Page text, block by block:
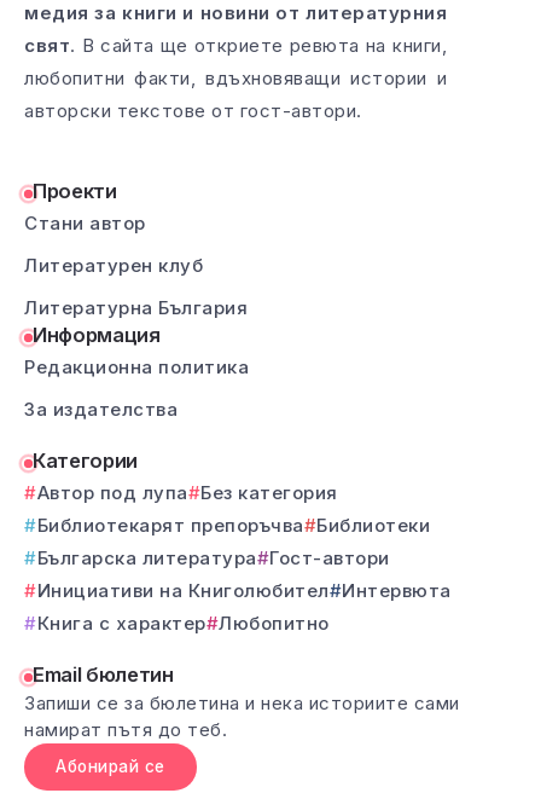
медия за книги и новини от литературния
свят. В сайта ще откриете ревюта на книги,
любопитни факти, вдъхновяващи истории и
авторски текстове от гост-автори.
Проекти
Стани автор
Литературен клуб
Литературна България
Информация
Редакционна политика
За издателства
Категории
Автор под лупа
Без категория
Библиотекарят препоръчва
Библиотеки
Българска литература
Гост-автори
Инициативи на Книголюбител
Интервюта
Книга с характер Любопитно
Email бюлетин
Запиши се за бюлетина и нека историите сами
намират пътя до теб.
Абонирай се